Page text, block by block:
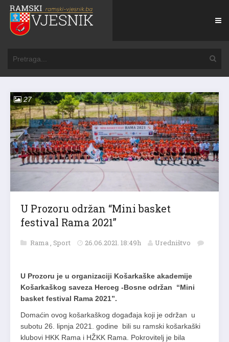
27
U Prozoru održan “Mini basket
festival Rama 2021”
Rama , Sport 26.06.2021. 18:49h Uredništvo
U Prozoru je u organizaciji Košarkaške akademije
Košarkaškog saveza Herceg -Bosne održan “Mini
basket festival Rama 2021”.
Domaćin ovog košarkaškog događaja koji je održan u
subotu 26. lipnja 2021. godine bili su ramski košarkaški
klubovi HKK Rama i HŽKK Rama. Pokrovitelj je bila